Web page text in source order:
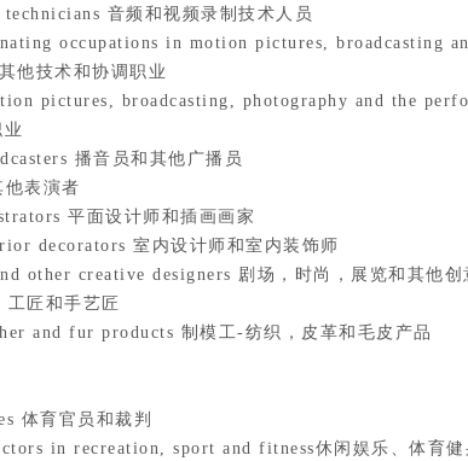
音频和视频录制技术人员
occupations in motion pictures, broadcasting
他技术和协调职业
pictures, broadcasting, photography and the
播音员和其他广播员
表演者
平面设计师和插画画家
decorators 室内设计师和室内装饰师
other creative designers 剧场，时尚，展览和其他创
匠和手艺匠
and fur products 制模工-纺织，皮革和毛皮产品
体育官员和裁判
in recreation, sport and fitness休闲娱乐、体育健